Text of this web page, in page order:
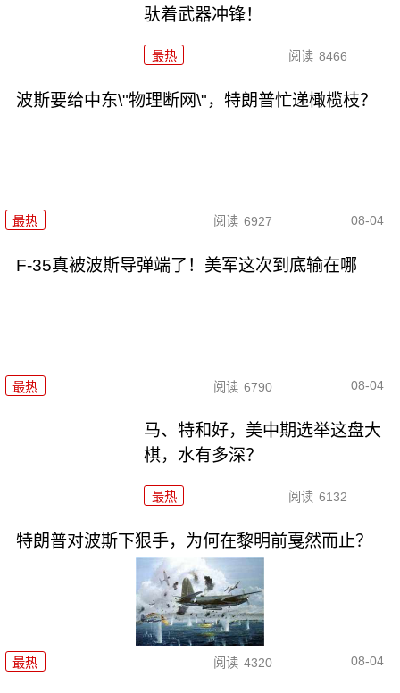
驮着武器冲锋！
最热 阅读 8466
波斯要给中东\"物理断网\"，特朗普忙递橄榄枝？
最热 阅读 6927 08-04
F-35真被波斯导弹端了！美军这次到底输在哪
最热 阅读 6790 08-04
马、特和好，美中期选举这盘大
棋，水有多深？
最热 阅读 6132
特朗普对波斯下狠手，为何在黎明前戛然而止？
最热 阅读 4320 08-04